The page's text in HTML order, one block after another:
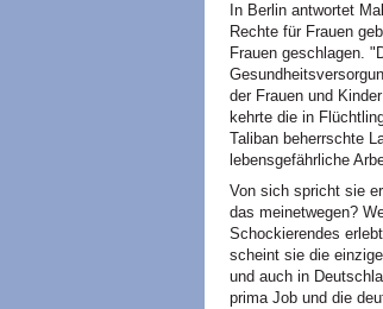
In Berlin antwortet
Rechte für Frauen
Frauen geschlagen.
der Frauen und
kehrte die in
Taliban beherrschte
lebensgefährliche
Von sich spricht sie
das meinetwegen?
Schockierendes
scheint sie die
und auch in
prima Job und die